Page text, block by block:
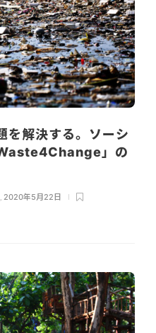
を解決する。ソーシ
」の
, 2020年5月22日